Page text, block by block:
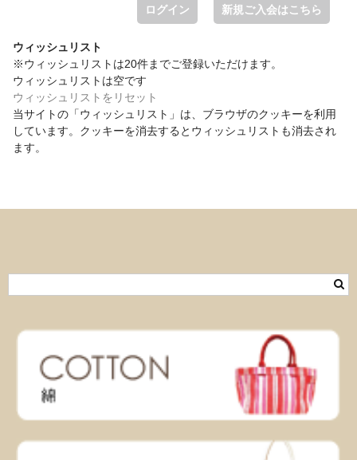
ログイン 新規ご入会はこちら
ウィッシュリスト
※ウィッシュリストは20件までご登録いただけます。
ウィッシュリストは空です
ウィッシュリストをリセット
当サイトの「ウィッシュリスト」は、ブラウザのクッキーを利用
しています。クッキーを消去するとウィッシュリストも消去され
ます。